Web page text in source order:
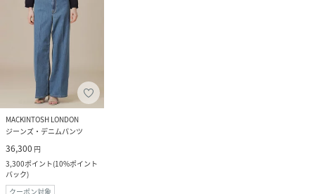
MACKINTOSH LONDON
ジーンズ・デニムパンツ
36,300 円
3,300ポイント(10%ポイント
バック)
クーポン対象